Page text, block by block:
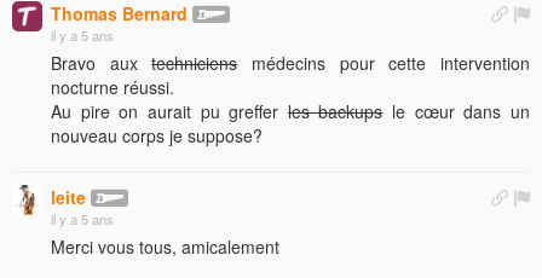
Thomas Bernard
il y a 5 ans
Bravo auxtechniciensmédecins pour cette intervention
nocturne réussi.
Au pire on aurait pu grefferles backupsle cœur dans un
nouveau corps je suppose?
leite
il y a 5 ans
Merci vous tous, amicalement